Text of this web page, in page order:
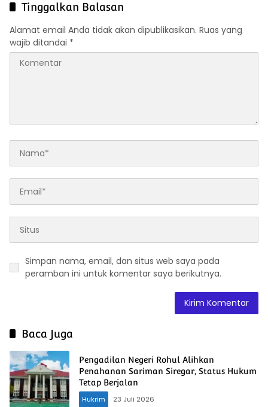
Tinggalkan Balasan
Alamat email Anda tidak akan dipublikasikan. Ruas yang
wajib ditandai *
Simpan nama, email, dan situs web saya pada
peramban ini untuk komentar saya berikutnya.
Baca Juga
Pengadilan Negeri Rohul Alihkan
Penahanan Sariman Siregar, Status Hukum
Tetap Berjalan
Hukrim
23 Juli 2026